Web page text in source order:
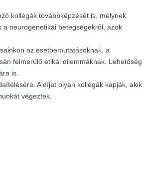
kollégák továbbképzését is, melynek
neurogenetikai betegségekről, azok
az esetbemutatásoknak, a
felmerülő etikai dilemmáknak. Lehetőség
is.
A díjat olyan kollégák kapják, akik
végeztek.